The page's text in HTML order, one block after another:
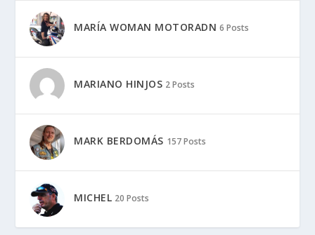
MARÍA WOMAN MOTORADN 6 Posts
MARIANO HINJOS 2 Posts
MARK BERDOMÁS 157 Posts
MICHEL 20 Posts